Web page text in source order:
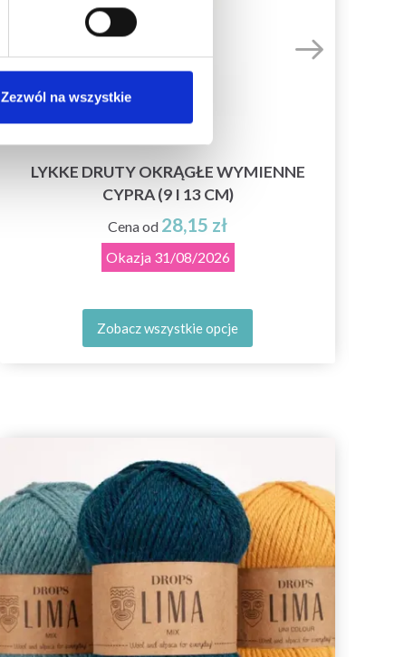
Zezwól na wszystkie
LYKKE DRUTY OKRĄGŁE WYMIENNE
CYPRA (9 I 13 CM)
Cena od 28,15 zł
Okazja 31/08/2026
Zobacz wszystkie opcje